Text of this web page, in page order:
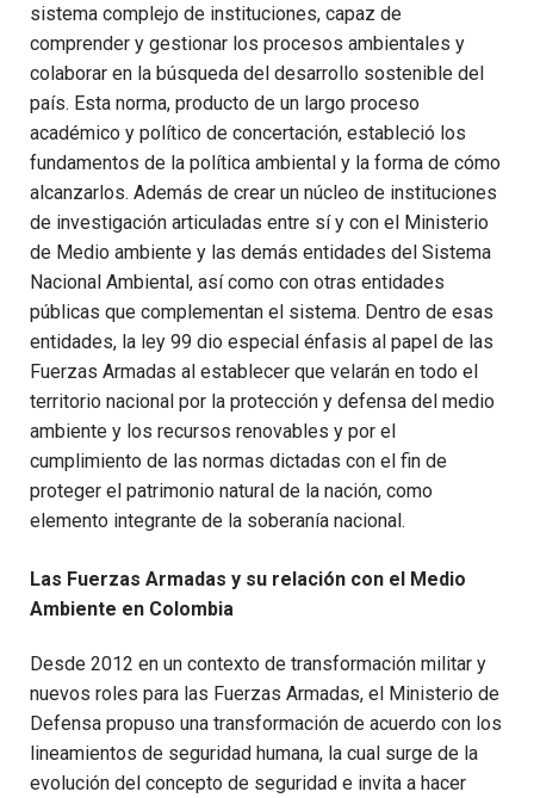
sistema complejo de instituciones, capaz de
comprender y gestionar los procesos ambientales y
colaborar en la búsqueda del desarrollo sostenible del
país. Esta norma, producto de un largo proceso
académico y político de concertación, estableció los
fundamentos de la política ambiental y la forma de cómo
alcanzarlos. Además de crear un núcleo de instituciones
de investigación articuladas entre sí y con el Ministerio
de Medio ambiente y las demás entidades del Sistema
Nacional Ambiental, así como con otras entidades
públicas que complementan el sistema. Dentro de esas
entidades, la ley 99 dio especial énfasis al papel de las
Fuerzas Armadas al establecer que velarán en todo el
territorio nacional por la protección y defensa del medio
ambiente y los recursos renovables y por el
cumplimiento de las normas dictadas con el fin de
proteger el patrimonio natural de la nación, como
elemento integrante de la soberanía nacional.
Las Fuerzas Armadas y su relación con el Medio
Ambiente en Colombia
Desde 2012 en un contexto de transformación militar y
nuevos roles para las Fuerzas Armadas, el Ministerio de
Defensa propuso una transformación de acuerdo con los
lineamientos de seguridad humana, la cual surge de la
evolución del concepto de seguridad e invita a hacer